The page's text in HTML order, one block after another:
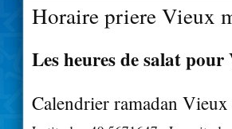
Horaire priere Vieux
Les heures de salat
Calendrier ramadan